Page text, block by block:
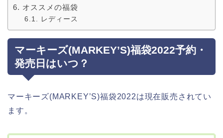
オススメの福袋
レディース
マーキーズ(MARKEY’S)福袋2022予約・
発売日はいつ？
マーキーズ(MARKEY’S)福袋2022は現在販売されてい
ます。